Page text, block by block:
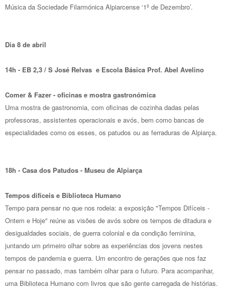
Música da Sociedade Filarmónica Alpiarcense ‘1º de Dezembro’.
Dia 8 de abril
14h - EB 2,3 / S José Relvas e Escola Básica Prof. Abel Avelino
Comer & Fazer - oficinas e mostra gastronómica
Uma mostra de gastronomia, com oficinas de cozinha dadas pelas
professoras, assistentes operacionais e avós, bem como bancas de
especialidades como os esses, os patudos ou as ferraduras de Alpiarça.
18h - Casa dos Patudos - Museu de Alpiarça
Tempos difíceis e Biblioteca Humano
Tempo para pensar no que nos rodeia: a exposição "Tempos Difíceis -
Ontem e Hoje" reúne as visões de avós sobre os tempos de ditadura e
desigualdades sociais, de guerra colonial e da condição feminina,
juntando um primeiro olhar sobre as experiências dos jovens nestes
tempos de pandemia e guerra. Um encontro de gerações que nos faz
pensar no passado, mas também olhar para o futuro. Para acompanhar,
uma Biblioteca Humano com livros que são gente carregada de histórias.